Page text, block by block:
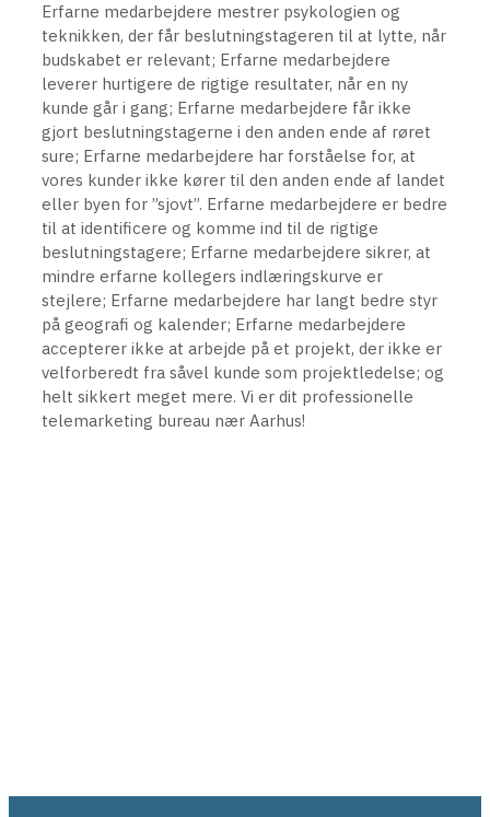
Erfarne medarbejdere mestrer psykologien og
teknikken, der får beslutningstageren til at lytte, når
budskabet er relevant; Erfarne medarbejdere
leverer hurtigere de rigtige resultater, når en ny
kunde går i gang; Erfarne medarbejdere får ikke
gjort beslutningstagerne i den anden ende af røret
sure; Erfarne medarbejdere har forståelse for, at
vores kunder ikke kører til den anden ende af landet
eller byen for ”sjovt”. Erfarne medarbejdere er bedre
til at identificere og komme ind til de rigtige
beslutningstagere; Erfarne medarbejdere sikrer, at
mindre erfarne kollegers indlæringskurve er
stejlere; Erfarne medarbejdere har langt bedre styr
på geografi og kalender; Erfarne medarbejdere
accepterer ikke at arbejde på et projekt, der ikke er
velforberedt fra såvel kunde som projektledelse; og
helt sikkert meget mere. Vi er dit professionelle
telemarketing bureau nær Aarhus!